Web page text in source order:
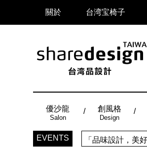
關於 台湾宝椅子
優沙龍
Salon
創風格
Design
EVENTS 「品味設計，美